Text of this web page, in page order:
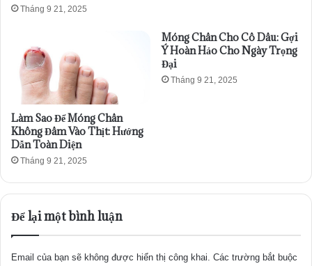
Tháng 9 21, 2025
Làm Sao Để Móng Chân
Không Đâm Vào Thịt: Hướng
Dẫn Toàn Diện
Tháng 9 21, 2025
Móng Chân Cho Cô Dâu: Gợi
Ý Hoàn Hảo Cho Ngày Trọng
Đại
Tháng 9 21, 2025
Để lại một bình luận
Email của bạn sẽ không được hiển thị công khai. Các trường bắt buộc